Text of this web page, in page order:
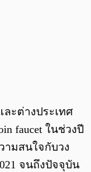
ะต่างประเทศ
faucet ในช่วงปี
ามสนใจกับวง
จนถึงปัจจุบัน